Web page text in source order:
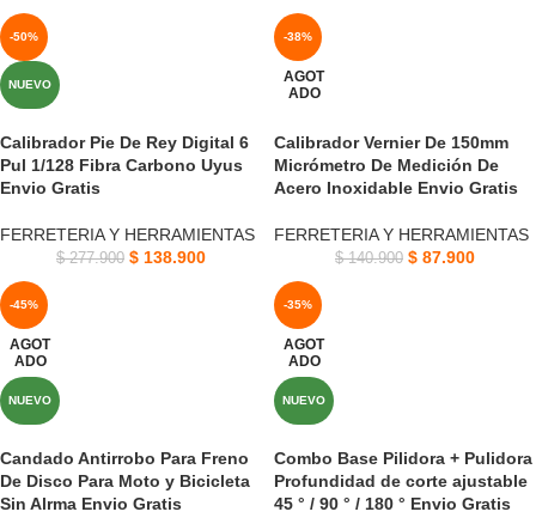
-50%
NUEVO
Calibrador Pie De Rey Digital 6
Pul 1/128 Fibra Carbono Uyus
Envio Gratis
FERRETERIA Y HERRAMIENTAS
$277.900 $ 138.900
-38%
AGOT
ADO
Calibrador Vernier De 150mm
Micrómetro De Medición De
Acero Inoxidable Envio Gratis
FERRETERIA Y HERRAMIENTAS
$140.900 $ 87.900
-45%
AGOT
ADO
NUEVO
Candado Antirrobo Para Freno
De Disco Para Moto y Bicicleta
Sin Alrma Envio Gratis
-35%
AGOT
ADO
NUEVO
Combo Base Pilidora + Pulidora
Profundidad de corte ajustable
45 ° / 90 ° / 180 ° Envio Gratis